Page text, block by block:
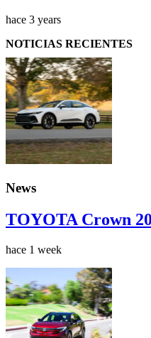
hace 3 years
NOTICIAS RECIENTES
News
TOYOTA Crown
hace 1 week